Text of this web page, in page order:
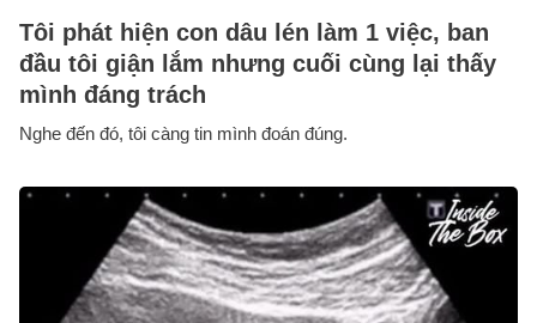
Tôi phát hiện con dâu lén làm 1 việc, ban
đầu tôi giận lắm nhưng cuối cùng lại thấy
mình đáng trách
Nghe đến đó, tôi càng tin mình đoán đúng.